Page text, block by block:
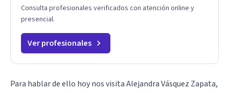
Consulta profesionales verificados con atención online y
presencial.
Ver profesionales
Para hablar de ello hoy nos visitaAlejandra Vásquez Zapata,